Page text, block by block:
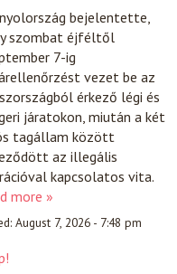
bejelentette,
szombat éjféltől
7-ig
vezet be az
érkező légi és
járatokon, miután a két
tagállam között
az illegális
kapcsolatos vita.
more »
August 7, 2026 - 7:48 pm